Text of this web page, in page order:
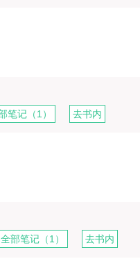
笔记（1） 去书内
全部笔记（1） 去书内